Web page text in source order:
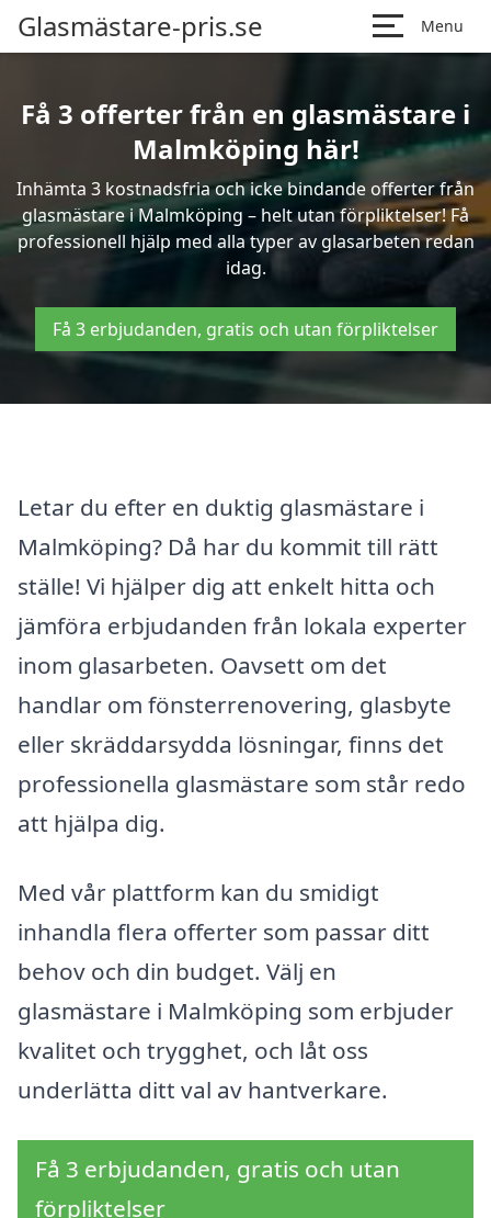
Glasmästare-pris.se Menu
Få 3 offerter från en glasmästare i
Malmköping här!
Inhämta 3 kostnadsfria och icke bindande offerter från
glasmästare i Malmköping – helt utan förpliktelser! Få
professionell hjälp med alla typer av glasarbeten redan
idag.
Få 3 erbjudanden, gratis och utan förpliktelser
Letar du efter en duktig glasmästare i
Malmköping? Då har du kommit till rätt
ställe! Vi hjälper dig att enkelt hitta och
jämföra erbjudanden från lokala experter
inom glasarbeten. Oavsett om det
handlar om fönsterrenovering, glasbyte
eller skräddarsydda lösningar, finns det
professionella glasmästare som står redo
att hjälpa dig.
Med vår plattform kan du smidigt
inhandla flera offerter som passar ditt
behov och din budget. Välj en
glasmästare i Malmköping som erbjuder
kvalitet och trygghet, och låt oss
underlätta ditt val av hantverkare.
Få 3 erbjudanden, gratis och utan
förpliktelser